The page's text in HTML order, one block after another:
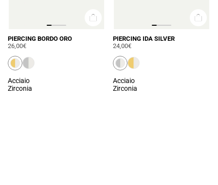
PIERCING BORDO ORO
26,00€
Acciaio
Zirconia
PIERCING IDA SILVER
24,00€
Acciaio
Zirconia